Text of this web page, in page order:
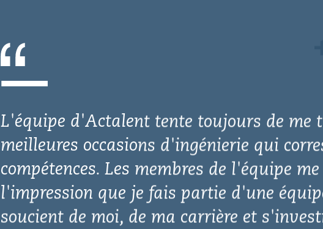
Je suis extrêmement impressionné et je
ma gratitude. Ce n'est pas seulement
de travailler avec nous dans le but
positif sur le monde, mais également
initiative, votre compréhension du